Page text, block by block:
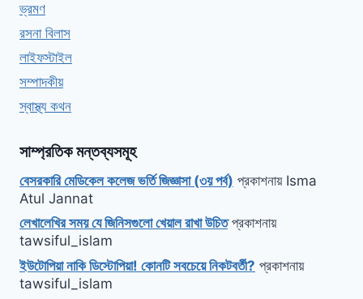
ভ্রমণ
রসনা বিলাস
লাইফস্টাইল
সম্পাদকীয়
স্বাস্থ্য কথন
সাম্প্রতিক মন্তব্যসমূহ
বেসরকারি মেডিকেল কলেজ ভর্তি জিজ্ঞাসা (৩য় পর্ব) প্রকাশনায় Isma
Atul Jannat
লেখালেখির সময় যে জিনিসগুলো খেয়াল রাখা উচিতপ্রকাশনায়
tawsiful_islam
ইউটোপিয়া নাকি ডিস্টোপিয়া! কোনটি সবচেয়ে নিকটবর্তী? প্রকাশনায়
tawsiful_islam